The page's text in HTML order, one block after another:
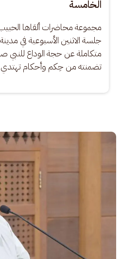
الخامسة
مجموعة محاضرات ألقاها
جلسة الاثنين الأسبوعية في
متكاملة عن حجة الوداع للنبي
تضمنته من حِكم وأحكام تهتدي
الصورة